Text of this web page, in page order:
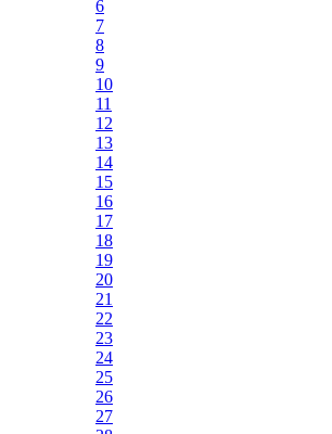
6
7
8
9
10
11
12
13
14
15
16
17
18
19
20
21
22
23
24
25
26
27